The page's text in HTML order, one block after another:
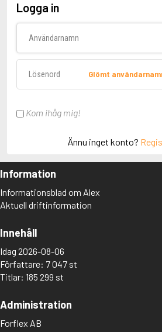
Logga in
Glömt
Kom ihåg mig!
Ännu inget konto?
Information
Informationsblad om Alex
Aktuell driftinformation
Innehåll
Idag 2026-08-06
Författare: 7 047 st
Titlar: 185 299 st
Administration
Forflex AB